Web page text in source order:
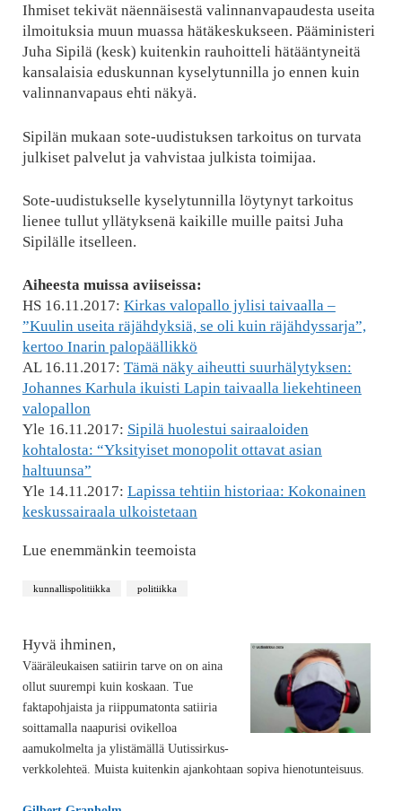
Ihmiset tekivät näennäisestä valinnanvapaudesta useita
ilmoituksia muun muassa hätäkeskukseen. Pääministeri
Juha Sipilä (kesk) kuitenkin rauhoitteli hätääntyneitä
kansalaisia eduskunnan kyselytunnilla jo ennen kuin
valinnanvapaus ehti näkyä.
Sipilän mukaan sote-uudistuksen tarkoitus on turvata
julkiset palvelut ja vahvistaa julkista toimijaa.
Sote-uudistukselle kyselytunnilla löytynyt tarkoitus
lienee tullut yllätyksenä kaikille muille paitsi Juha
Sipilälle itselleen.
Aiheesta muissa aviiseissa:
HS 16.11.2017: Kirkas valopallo jylisi taivaalla –
”Kuulin useita räjähdyksiä, se oli kuin räjähdyssarja”,
kertoo Inarin palopäällikkö
AL 16.11.2017: Tämä näky aiheutti suurhälytyksen:
Johannes Karhula ikuisti Lapin taivaalla liekehtineen
valopallon
Yle 16.11.2017: Sipilä huolestui sairaaloiden
kohtalosta: “Yksityiset monopolit ottavat asian
haltuunsa”
Yle 14.11.2017: Lapissa tehtiin historiaa: Kokonainen
keskussairaala ulkoistetaan
Lue enemmänkin teemoista
kunnallispolitiikka politiikka
Hyvä ihminen,
Vääräleukaisen satiirin tarve on on aina
ollut suurempi kuin koskaan. Tue
faktapohjaista ja riippumatonta satiiria
soittamalla naapurisi ovikelloa
aamukolmelta ja ylistämällä Uutissirkus-
verkkolehteä. Muista kuitenkin ajankohtaan sopiva hienotunteisuus.